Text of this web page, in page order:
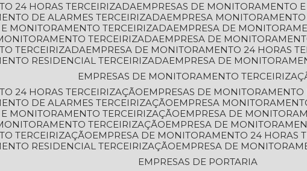
24 HORAS TERCEIRIZADA
EMPRESAS DE MONITORAMENTO
DE ALARMES TERCEIRIZADA
EMPRESA
E MONITORAMENTO TERCEIRIZADA
EMPRESA DE
TERCEIRIZADA
EMPRESA DE
TERCEIRIZADA
EMPRESA DE MONITORAMENTO 24 HORAS
RESIDENCIAL TERCEIRIZADA
EMPRESA DE
EMPRESAS DE MONITORAMENTO
24 HORAS TERCEIRIZAÇÃO
EMPRESAS DE
DE ALARMES TERCEIRIZAÇÃO
EMPRESA
E MONITORAMENTO TERCEIRIZAÇÃO
EMPRESA DE
TERCEIRIZAÇÃO
EMPRESA DE
TERCEIRIZAÇÃO
EMPRESA DE MONITORAMENTO 24 HORAS
RESIDENCIAL TERCEIRIZAÇÃO
EMPRESA DE
EMPRESAS DE PORTARIA